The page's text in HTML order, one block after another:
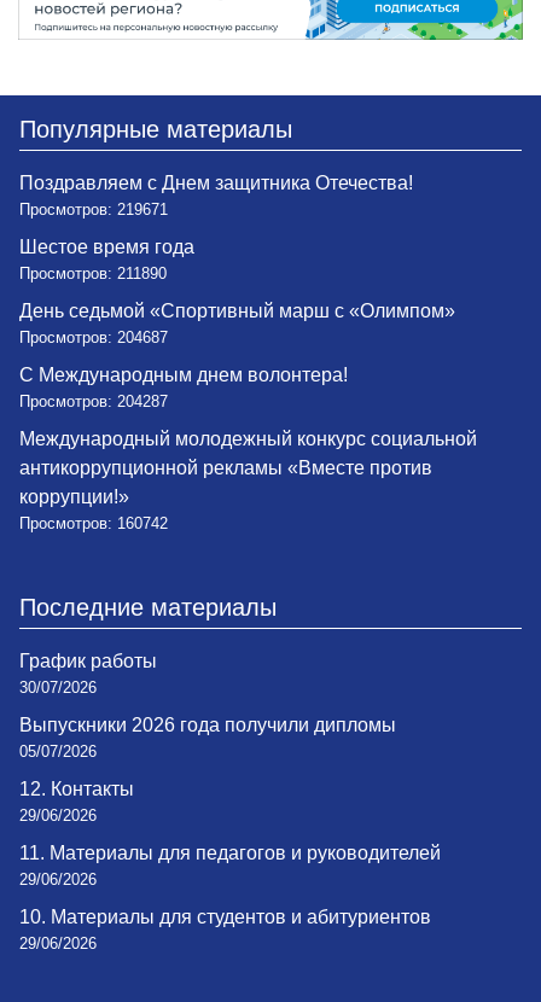
Популярные материалы
Поздравляем с Днем защитника Отечества!
Просмотров: 219671
Шестое время года
Просмотров: 211890
День седьмой «Спортивный марш с «Олимпом»
Просмотров: 204687
С Международным днем волонтера!
Просмотров: 204287
Международный молодежный конкурс социальной
антикоррупционной рекламы «Вместе против
коррупции!»
Просмотров: 160742
Последние материалы
График работы
30/07/2026
Выпускники 2026 года получили дипломы
05/07/2026
12. Контакты
29/06/2026
11. Материалы для педагогов и руководителей
29/06/2026
10. Материалы для студентов и абитуриентов
29/06/2026